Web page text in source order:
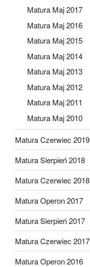
Matura Maj 2017
Matura Maj 2016
Matura Maj 2015
Matura Maj 2014
Matura Maj 2013
Matura Maj 2012
Matura Maj 2011
Matura Maj 2010
Matura Czerwiec 2019
Matura Sierpień 2018
Matura Czerwiec 2018
Matura Operon 2017
Matura Sierpień 2017
Matura Czerwiec 2017
Matura Operon 2016